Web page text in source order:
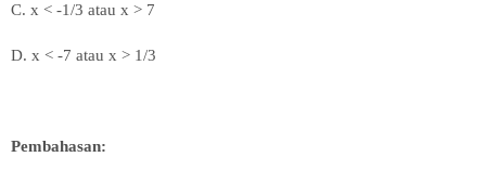
C. x < -1/3 atau x > 7
D. x < -7 atau x > 1/3
Pembahasan: